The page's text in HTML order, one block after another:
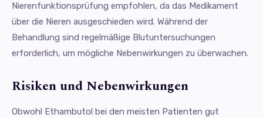
Nierenfunktionsprüfung empfohlen, da das Medikament
über die Nieren ausgeschieden wird. Während der
Behandlung sind regelmäßige Blutuntersuchungen
erforderlich, um mögliche Nebenwirkungen zu überwachen.
Risiken und Nebenwirkungen
Obwohl Ethambutol bei den meisten Patienten gut